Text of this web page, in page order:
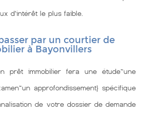
d’intérêt le plus faible.
par un courtier de
à Bayonvillers
prêt immobilier fera une étude~une
approfondissement} spécifique
de votre dossier de demande